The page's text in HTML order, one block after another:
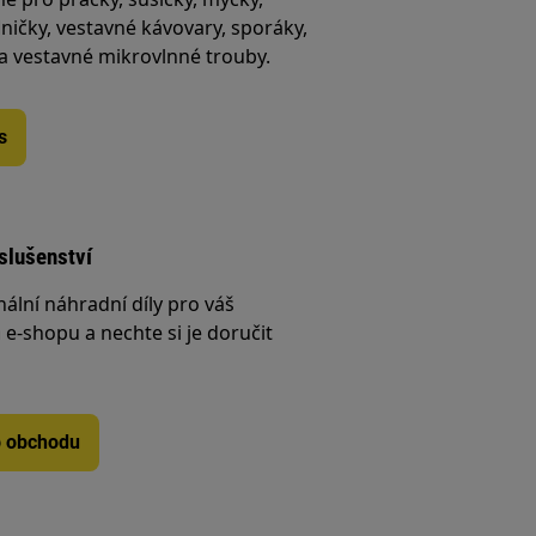
vestavné kávovary, sporáky,
vestavné mikrovlnné trouby.
náhradní díly pro váš
shopu a nechte si je doručit
obchodu